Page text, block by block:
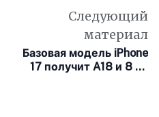
Следующий
материал
Базовая модель iPhone
17 получит A18 и 8 ГБ